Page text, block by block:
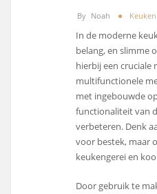
By Noah Keuken
In de moderne
belang, en slimme
hierbij een cruciale
multifunctionele
met ingebouwde
functionaliteit van
verbeteren. Denk
voor bestek, maar
keukengerei en
Door gebruik te